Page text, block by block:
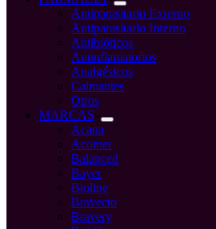
Antiparasitario Externo
Antiparasitario Interno
Antibióticos
Antinflamatorios
Analgésicos
Calmantes
Otros
MARCAS
Acana
Acomer
Balanced
Bayer
Bioline
Bravecto
Bravery